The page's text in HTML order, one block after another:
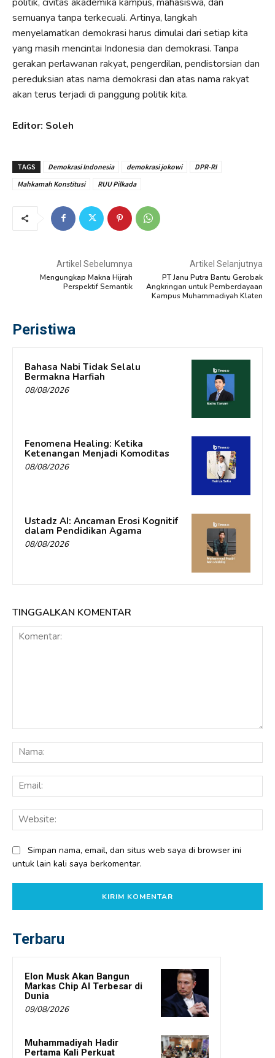
semuanya tanpa terkecuali. Artinya, langkah
menyelamatkan demokrasi harus dimulai dari setiap kita
yang masih mencintai Indonesia dan demokrasi. Tanpa
gerakan perlawanan rakyat, pengerdilan, pendistorsian dan
pereduksian atas nama demokrasi dan atas nama rakyat
akan terus terjadi di panggung politik kita.
Editor: Soleh
TAGS Demokrasi Indonesia demokrasi jokowi
DPR-RI
Mahkamah Konstitusi
RUU Pilkada
Artikel Sebelumnya
Mengungkap Makna Hijrah
Perspektif Semantik
Artikel Selanjutnya
PT Janu Putra Bantu Gerobak
Angkringan untuk Pemberdayaan
Kampus Muhammadiyah Klaten
Peristiwa
Bahasa Nabi Tidak Selalu
Bermakna Harfiah
08/08/2026
Fenomena Healing: Ketika
Ketenangan Menjadi Komoditas
08/08/2026
Ustadz AI: Ancaman Erosi Kognitif
dalam Pendidikan Agama
08/08/2026
TINGGALKAN KOMENTAR
Simpan nama, email, dan situs web saya di browser ini
untuk lain kali saya berkomentar.
Terbaru
Elon Musk Akan Bangun
Markas Chip AI Terbesar di
Dunia
09/08/2026
Muhammadiyah Hadir
Pertama Kali Perkuat